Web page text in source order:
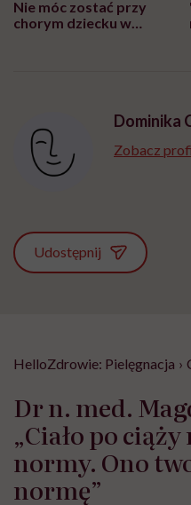
Nie móc zostać przy
chorym dziecku w
Dominika
Zobacz
Udostępnij
HelloZdrowie: Pielęgnacja ›
Dr n. med.
„Ciało po
normy. Ono
normę”